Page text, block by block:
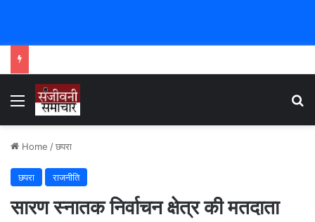
Menu
Home /छपरा
छपरा राजनीति
सारण स्नातक निर्वाचन क्षेत्र की मतदाता